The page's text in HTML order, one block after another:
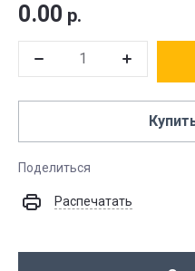
0.00 р.
Поделиться
Распечатать